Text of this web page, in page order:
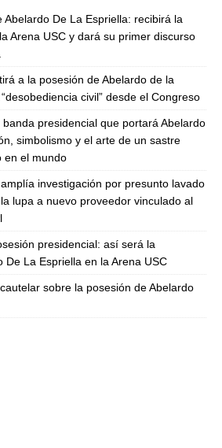
De La Espriella: recibirá la
Arena USC y dará su primer discurso
a la posesión de Abelardo de la
civil” desde el Congreso
presidencial que portará Abelardo
simbolismo y el arte de un sastre
en el mundo
investigación por presunto lavado
lupa a nuevo proveedor vinculado al
presidencial: así será la
De La Espriella en la Arena USC
sobre la posesión de Abelardo